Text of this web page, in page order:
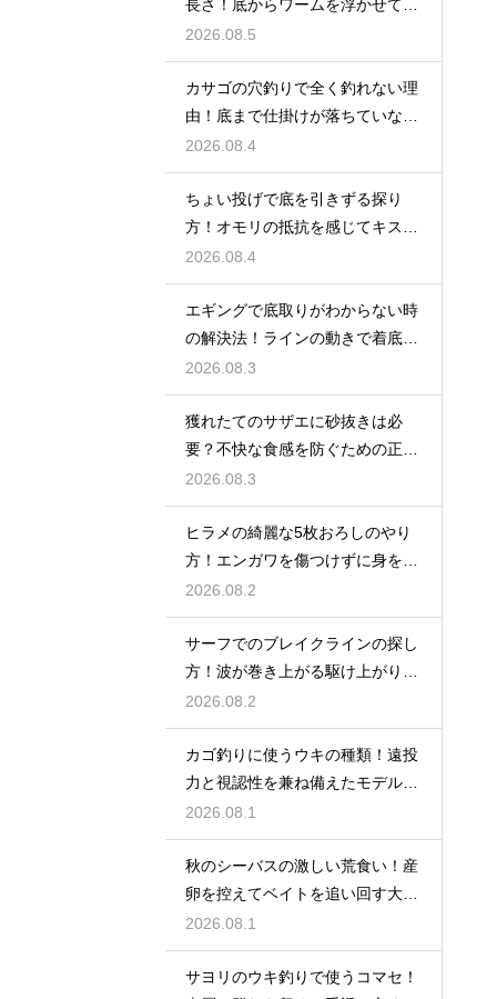
長さ！底からワームを浮かせてア
ピール
2026.08.5
カサゴの穴釣りで全く釣れない理
由！底まで仕掛けが落ちていない
原因
2026.08.4
ちょい投げで底を引きずる探り
方！オモリの抵抗を感じてキスの
アタリを待つ
2026.08.4
エギングで底取りがわからない時
の解決法！ラインの動きで着底を
見極める
2026.08.3
獲れたてのサザエに砂抜きは必
要？不快な食感を防ぐための正し
い下処理
2026.08.3
ヒラメの綺麗な5枚おろしのやり
方！エンガワを傷つけずに身を剥
がす
2026.08.2
サーフでのブレイクラインの探し
方！波が巻き上がる駆け上がりを
狙う
2026.08.2
カゴ釣りに使うウキの種類！遠投
力と視認性を兼ね備えたモデルの
選び方
2026.08.1
秋のシーバスの激しい荒食い！産
卵を控えてベイトを追い回す大型
を狙い撃つ
2026.08.1
サヨリのウキ釣りで使うコマセ！